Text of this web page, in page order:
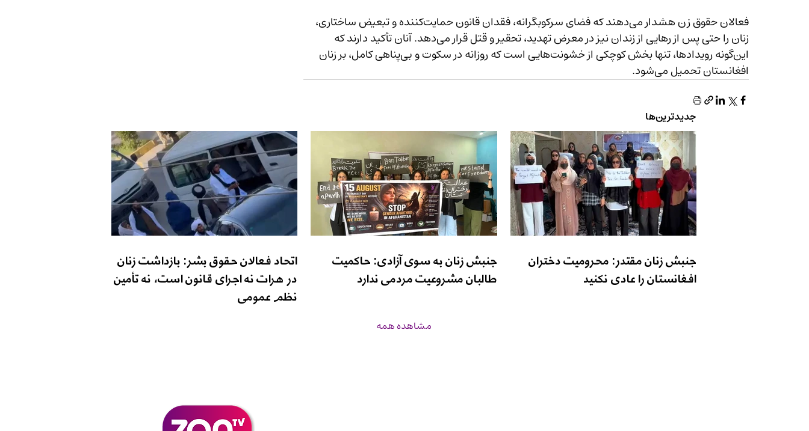
فعالان حقوق زن هشدار می‌دهند که فضای سرکوبگرانه، فقدان قانون حمایت‌کننده و تبعیض ساختاری،
زنان را حتی پس از رهایی از زندان نیز در معرض تهدید، تحقیر و قتل قرار می‌دهد. آنان تأکید دارند که
این‌گونه رویدادها، تنها بخش کوچکی از خشونت‌هایی است که روزانه در سکوت و بی‌پناهی کامل، بر زنان
افغانستان تحمیل می‌شود.
جدیدترین‌ها
جنبش زنان مقتدر: محرومیت دختران
افغانستان را عادی نکنید
جنبش زنان به سوی آزادی: حاکمیت
طالبان مشروعیت مردمی ندارد
اتحاد فعالان حقوق بشر: بازداشت زنان
در هرات نه اجرای قانون است، نه تأمین
نظم عمومی
مشاهده همه